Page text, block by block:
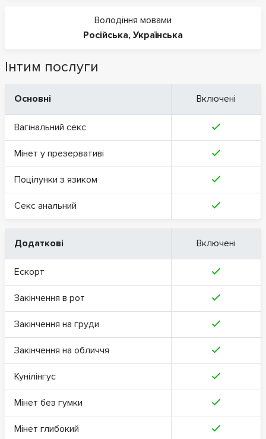
Володіння мовами
Російська, Українська
Інтим послуги
Основні Включені
Вагінальний секс
Мінет у презервативі
Поцілунки з язиком
Секс анальний
Додаткові Включені
Ескорт
Закінчення в рот
Закінчення на груди
Закінчення на обличчя
Кунілінгус
Мінет без гумки
Мінет глибокий